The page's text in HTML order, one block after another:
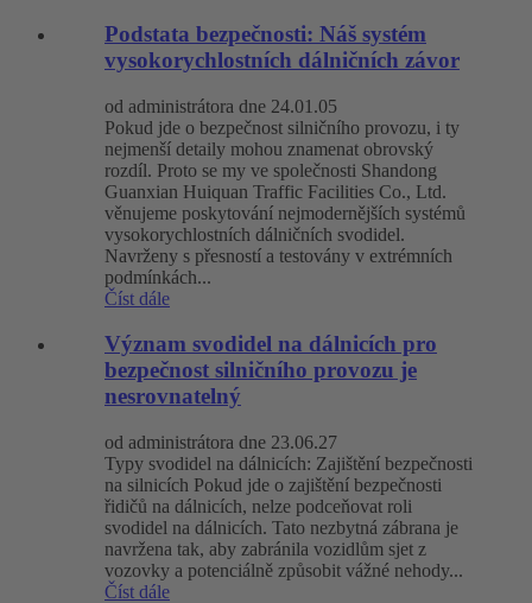
Podstata bezpečnosti: Náš systém
vysokorychlostních dálničních závor
od administrátora dne 24.01.05
Pokud jde o bezpečnost silničního provozu, i ty
nejmenší detaily mohou znamenat obrovský
rozdíl. Proto se my ve společnosti Shandong
Guanxian Huiquan Traffic Facilities Co., Ltd.
věnujeme poskytování nejmodernějších systémů
vysokorychlostních dálničních svodidel.
Navrženy s přesností a testovány v extrémních
podmínkách...
Číst dále
Význam svodidel na dálnicích pro
bezpečnost silničního provozu je
nesrovnatelný
od administrátora dne 23.06.27
Typy svodidel na dálnicích: Zajištění bezpečnosti
na silnicích Pokud jde o zajištění bezpečnosti
řidičů na dálnicích, nelze podceňovat roli
svodidel na dálnicích. Tato nezbytná zábrana je
navržena tak, aby zabránila vozidlům sjet z
vozovky a potenciálně způsobit vážné nehody...
Číst dále